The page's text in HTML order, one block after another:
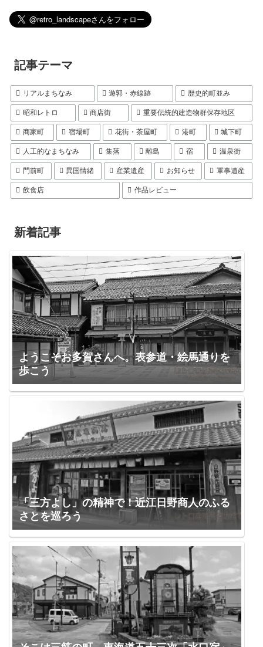
記事テーマ
リアルまちなみ 遊郭・赤線跡 歴史的町並み
昭和レトロ 商店街 重要伝統的建造物群保存地区
商家町 宿場町 花街・茶屋町 港町 城下町
人工的なまちなみ 集落 離島 宿 温泉街
門前町 異国情緒 産業遺産 お知らせ 軍事遺産
飲食店 作品レビュー
新着記事
ようこそお多賀さんへ。表参道・絵馬通りを
歩こう
「三方よし」の精神で！近江日野商人のふる
さとを巡ろう